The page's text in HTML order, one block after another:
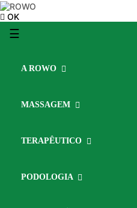
OK
Toggle
☰
A ROWO
MASSAGEM
TERAPÊUTICO
PODOLOGIA